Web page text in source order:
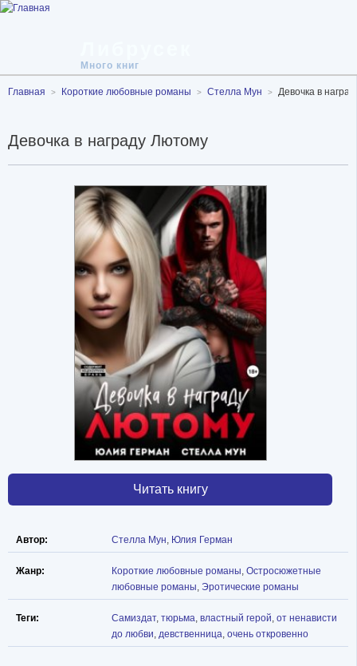
Много книг
Главная Короткие любовные романы Стелла Мун Девочка в
Девочка в награду Лютому
Читать книгу
Автор: Стелла Мун Юлия Герман
Жанр: Короткие любовные романы Остросюжетные
любовные романы Эротические романы
Теги: Самиздат, тюрьма властный герой от ненависти
до любви девственница очень откровенно